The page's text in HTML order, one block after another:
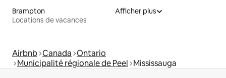
Brampton
Locations de vacances
Afficher plus
Airbnb Canada Ontario
Municipalité régionale de Peel Mississauga